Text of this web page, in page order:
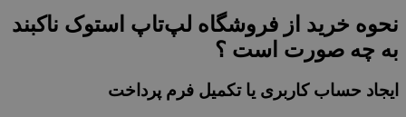
نحوه خرید از فروشگاه لپ‌تاپ استوک ناکبند
به چه صورت است ؟
ایجاد حساب کاربری یا تکمیل فرم پرداخت